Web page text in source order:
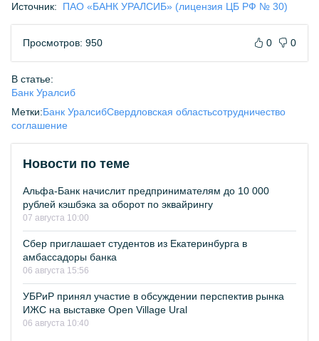
Источник: ПАО «БАНК УРАЛСИБ» (лицензия ЦБ РФ № 30)
Просмотров: 950 0 0
В статье:
Банк Уралсиб
Метки:Банк УралсибСвердловская областьсотрудничество
соглашение
Новости по теме
Альфа-Банк начислит предпринимателям до 10 000
рублей кэшбэка за оборот по эквайрингу
07 августа 10:00
Сбер приглашает студентов из Екатеринбурга в
амбассадоры банка
06 августа 15:56
УБРиР принял участие в обсуждении перспектив рынка
ИЖС на выставке Open Village Ural
06 августа 10:40